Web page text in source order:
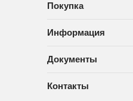
Покупка
Информация
Документы
Контакты